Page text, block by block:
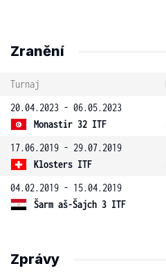
Zranění
Turnaj
20.04.2023 - 06.05.2023
Monastir 32 ITF
17.06.2019 - 29.07.2019
Klosters ITF
04.02.2019 - 15.04.2019
Šarm aš-Šajch 3 ITF
Zprávy